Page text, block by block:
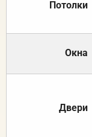
Потолки
Окна
Двери